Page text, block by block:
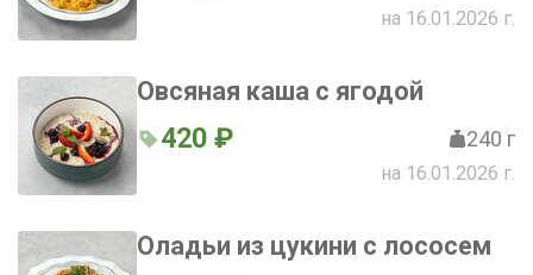
на 16.01.2026 г.
Овсяная каша с ягодой
420 ₽ 240 г
на 16.01.2026 г.
Оладьи из цукини с лососем